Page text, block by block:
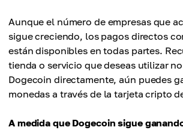
Aunque el número de empresas que
sigue creciendo, los pagos directos
están disponibles en todas partes.
tienda o servicio que deseas utilizar
Dogecoin directamente, aún puedes
monedas a través de la tarjeta cripto
A medida que Dogecoin sigue